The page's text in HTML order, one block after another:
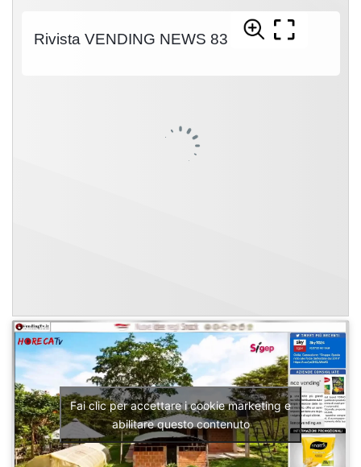
Fai clic per accettare i cookie marketing e
abilitare questo contenuto